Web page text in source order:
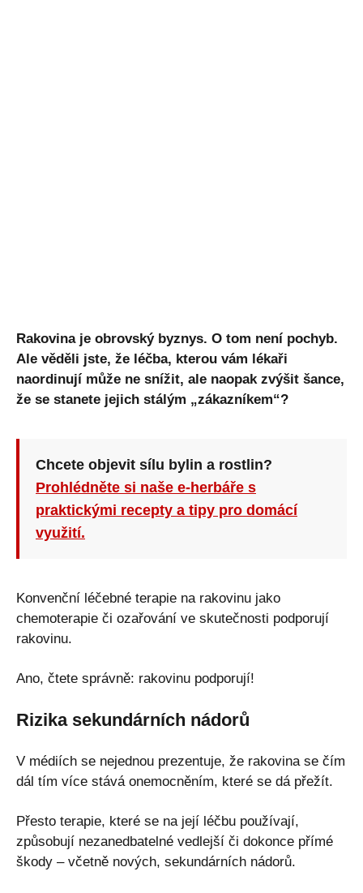
Rakovina je obrovský byznys. O tom není pochyb.
Ale věděli jste, že léčba, kterou vám lékaři
naordinují může ne snížit, ale naopak zvýšit šance,
že se stanete jejich stálým „zákazníkem“?
Chcete objevit sílu bylin a rostlin?
Prohlédněte si naše e-herbáře s
praktickými recepty a tipy pro domácí
využití.
Konvenční léčebné terapie na rakovinu jako
chemoterapie či ozařování ve skutečnosti podporují
rakovinu.
Ano, čtete správně: rakovinu podporují!
Rizika sekundárních nádorů
V médiích se nejednou prezentuje, že rakovina se čím
dál tím více stává onemocněním, které se dá přežít.
Přesto terapie, které se na její léčbu používají,
způsobují nezanedbatelné vedlejší či dokonce přímé
škody – včetně nových, sekundárních nádorů.